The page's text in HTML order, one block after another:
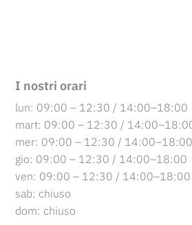
I nostri orari
lun: 09:00 – 12:30 / 14:00–18:00
mart: 09:00 – 12:30 /
mer: 09:00 – 12:30 / 14:00–18:00
gio: 09:00 – 12:30 / 14:00–18:00
ven: 09:00 – 12:30 / 14:00–18:00
sab: chiuso
dom: chiuso